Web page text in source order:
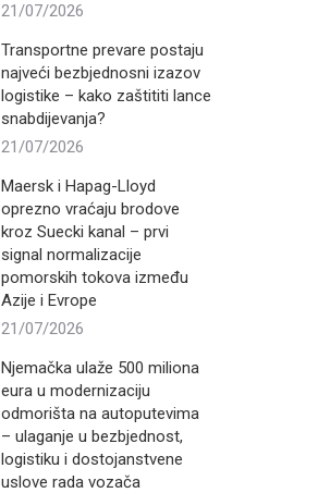
21/07/2026
Transportne prevare postaju
najveći bezbjednosni izazov
logistike – kako zaštititi lance
snabdijevanja?
21/07/2026
Maersk i Hapag-Lloyd
oprezno vraćaju brodove
kroz Suecki kanal – prvi
signal normalizacije
pomorskih tokova između
Azije i Evrope
21/07/2026
Njemačka ulaže 500 miliona
eura u modernizaciju
odmorišta na autoputevima
– ulaganje u bezbjednost,
logistiku i dostojanstvene
uslove rada vozača